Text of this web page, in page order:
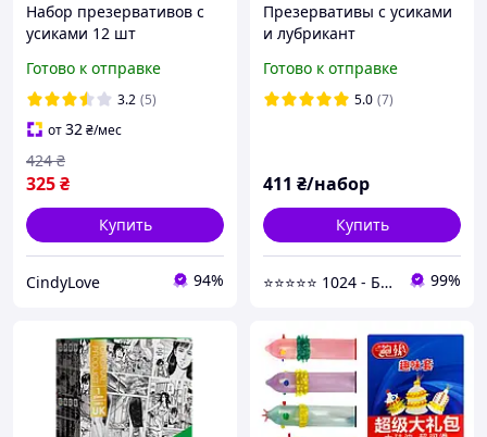
Набор презервативов с
усиками 12 шт
разнообразные
необычные
дополнительная
стимуляция
Готово к отправке
3.2 (5)
от32₴/мес
325₴
424 ₴
Купить
CindyLove 94%
Презервативы с усиками
и лубрикант
Готово к отправке
5.0 (7)
411 ₴/набор
Купить
⭐⭐⭐⭐⭐ 1024 - Быстрая отправка в день заказа 99%